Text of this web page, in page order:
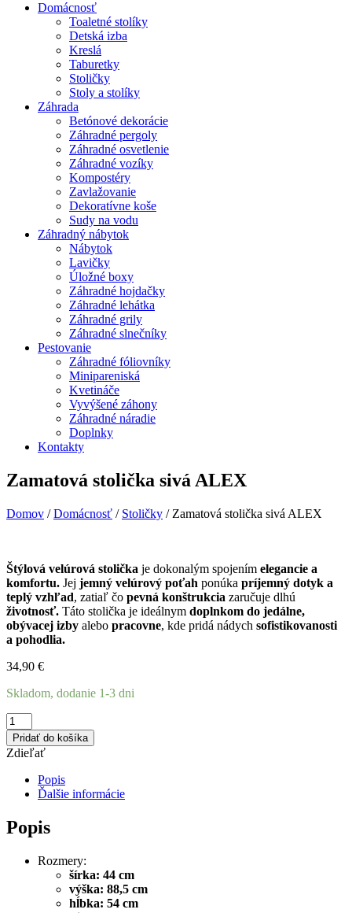
Domácnosť
Toaletné stolíky
Detská izba
Kreslá
Taburetky
Stoličky
Stoly a stolíky
Záhrada
Betónové dekorácie
Záhradné pergoly
Záhradné osvetlenie
Záhradné vozíky
Kompostéry
Zavlažovanie
Dekoratívne koše
Sudy na vodu
Záhradný nábytok
Nábytok
Lavičky
Úložné boxy
Záhradné hojdačky
Záhradné lehátka
Záhradné grily
Záhradné slnečníky
Pestovanie
Záhradné fóliovníky
Minipareniská
Kvetináče
Vyvýšené záhony
Záhradné náradie
Doplnky
Kontakty
Zamatová stolička sivá ALEX
Domov /Domácnosť / Stoličky / Zamatová stolička sivá ALEX
Štýlová velúrová stolička je dokonalým spojením elegancie a
komfortu. Jej jemný velúrový poťah ponúka príjemný dotyk a
teplý vzhľad, zatiaľ čo pevná konštrukcia zaručuje dlhú
životnosť. Táto stolička je ideálnym doplnkom do jedálne,
obývacej izby alebo pracovne, kde pridá nádych sofistikovanosti
a pohodlia.
34,90 €
Skladom, dodanie 1-3 dni
množstvo
Zamatová
stolička
sivá
ALEX
Pridať do košíka
Zdieľať
Popis
Ďalšie informácie
Popis
Rozmery:
šírka: 44 cm
výška: 88,5 cm
hĺbka: 54 cm